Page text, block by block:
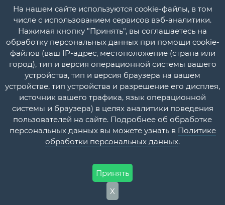
409
терап
8-15.30
12-19.30
8-15.30
На нашем сайте используются cookie-файлы, в том
числе с использованием сервисов вэб-аналитики.
Нажимая кнопку "Принять", вы соглашаетесь на
обработку персональных данных при помощи cookie-
файлов (ваш IP-адрес, местоположение (страна или
город), тип и версия операционной системы вашего
устройства, тип и версия браузера на вашем
устройстве, тип устройства и разрешение его дисплея,
источник вашего трафика, язык операционной
системы и браузера) в целях аналитики поведения
пользователей на сайте. Подробнее об обработке
персональных данных вы можете узнать в Политике
обработки персональных данных
Принять
Х